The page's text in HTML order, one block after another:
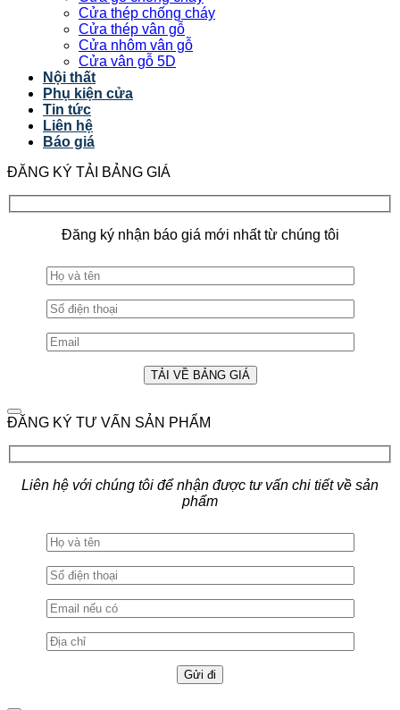
Cửa thép chống cháy
Cửa thép vân gỗ
Cửa nhôm vân gỗ
Cửa vân gỗ 5D
Nội thất
Phụ kiện cửa
Tin tức
Liên hệ
Báo giá
ĐĂNG KÝ TẢI BẢNG GIÁ
Đăng ký nhận báo giá mới nhất từ chúng tôi
ĐĂNG KÝ TƯ VẤN SẢN PHẨM
Liên hệ với chúng tôi để nhận được tư vấn chi tiết về sản
phẩm